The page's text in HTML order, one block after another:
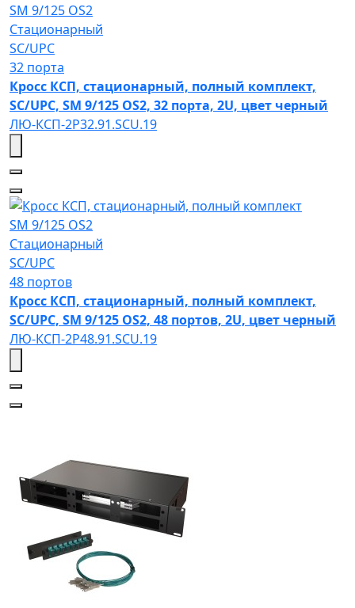
SM 9/125 OS2
Стационарный
SC/UPC
32 порта
Кросс КСП, стационарный, полный комплект,
SC/UPC, SM 9/125 OS2, 32 порта, 2U, цвет черный
ЛЮ-КСП-2Р32.91.SCU.19
SM 9/125 OS2
Стационарный
SC/UPC
48 портов
Кросс КСП, стационарный, полный комплект,
SC/UPC, SM 9/125 OS2, 48 портов, 2U, цвет черный
ЛЮ-КСП-2Р48.91.SCU.19